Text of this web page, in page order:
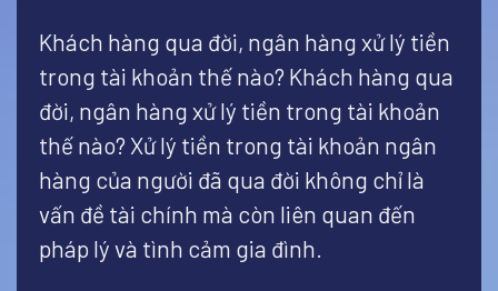
Khách hàng qua đời, ngân hàng xử lý tiền
trong tài khoản thế nào? Khách hàng qua
đời, ngân hàng xử lý tiền trong tài khoản
thế nào? Xử lý tiền trong tài khoản ngân
hàng của người đã qua đời không chỉ là
vấn đề tài chính mà còn liên quan đến
pháp lý và tình cảm gia đình.